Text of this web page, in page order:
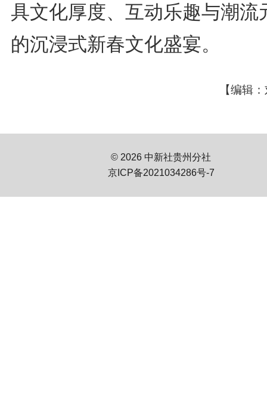
具文化厚度、互动乐趣与潮流
的沉浸式新春文化盛宴。
【编辑
© 2026 中新社贵州分社
京ICP备2021034286号-7